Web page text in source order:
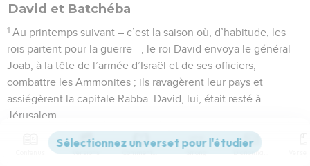
David et Batchéba
1 Au printemps suivant – c’est la saison où, d’habitude, les
rois partent pour la guerre –, le roi David envoya le général
Joab, à la tête de l’armée d’Israël et de ses officiers,
combattre les Ammonites ; ils ravagèrent leur pays et
assiégèrent la capitale Rabba. David, lui, était resté à
Jérusalem.
Or un après-midi, après s’être reposé, David se leva et alla
se promener sur le toit en terrasse du palais. De là, il aperçut
Versions Commentaires Strong